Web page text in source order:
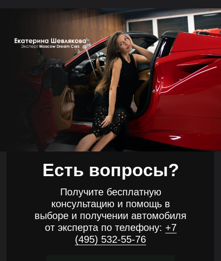
Есть вопросы?
Получите бесплатную
консультацию и помощь в
выборе и получении автомобиля
от эксперта по телефону: +7
(495) 532-55-76